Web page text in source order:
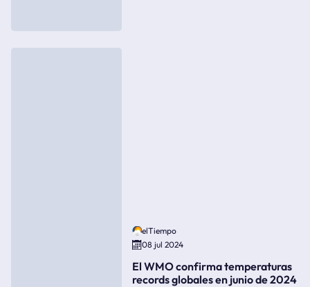
elTiempo
08 jul 2024
El WMO confirma temperaturas
records globales en junio de 2024